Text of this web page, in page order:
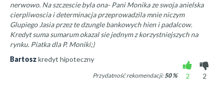
nerwowo. Na szczescie byla ona- Pani Monika ze swoja anielska
cierpliwoscia i determinacja przeprowadzila mnie niczym
Glupiego Jasia przez te dzungle bankowych hien i padalcow.
Kredyt suma sumarum okazal sie jednym z korzystniejszych na
rynku. Piatka dla P. Moniki;)
Bartosz kredyt hipoteczny
2
2
Przydatność rekomendacji:50%